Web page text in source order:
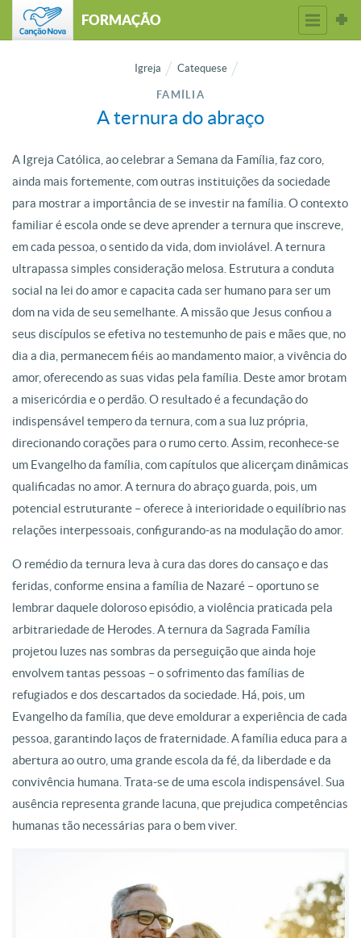
FORMAÇÃO
Igreja Catequese
FAMÍLIA
A ternura do abraço
A Igreja Católica, ao celebrar a Semana da Família, faz coro,
ainda mais fortemente, com outras instituições da sociedade
para mostrar a importância de se investir na família. O contexto
familiar é escola onde se deve aprender a ternura que inscreve,
em cada pessoa, o sentido da vida, dom inviolável. A ternura
ultrapassa simples consideração melosa. Estrutura a conduta
social na lei do amor e capacita cada ser humano para ser um
dom na vida de seu semelhante. A missão que Jesus confiou a
seus discípulos se efetiva no testemunho de pais e mães que, no
dia a dia, permanecem fiéis ao mandamento maior, a vivência do
amor, oferecendo as suas vidas pela família. Deste amor brotam
a misericórdia e o perdão. O resultado é a fecundação do
indispensável tempero da ternura, com a sua luz própria,
direcionando corações para o rumo certo. Assim, reconhece-se
um Evangelho da família, com capítulos que alicerçam dinâmicas
qualificadas no amor. A ternura do abraço guarda, pois, um
potencial estruturante – oferece à interioridade o equilíbrio nas
relações interpessoais, configurando-as na modulação do amor.
O remédio da ternura leva à cura das dores do cansaço e das
feridas, conforme ensina a família de Nazaré – oportuno se
lembrar daquele doloroso episódio, a violência praticada pela
arbitrariedade de Herodes. A ternura da Sagrada Família
projetou luzes nas sombras da perseguição que ainda hoje
envolvem tantas pessoas – o sofrimento das famílias de
refugiados e dos descartados da sociedade. Há, pois, um
Evangelho da família, que deve emoldurar a experiência de cada
pessoa, garantindo laços de fraternidade. A família educa para a
abertura ao outro, uma grande escola da fé, da liberdade e da
convivência humana. Trata-se de uma escola indispensável. Sua
ausência representa grande lacuna, que prejudica competências
humanas tão necessárias para o bem viver.